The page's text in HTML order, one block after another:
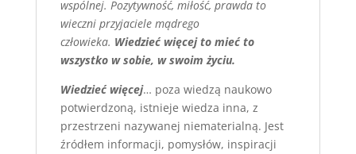
wspólnej. Pozytywność, miłość, prawda to
wieczni przyjaciele mądrego
człowieka. Wiedzieć więcej to mieć to
wszystko w sobie, w swoim życiu.
Wiedzieć więcej… poza wiedzą naukowo
potwierdzoną, istnieje wiedza inna, z
przestrzeni nazywanej niematerialną. Jest
źródłem informacji, pomysłów, inspiracji